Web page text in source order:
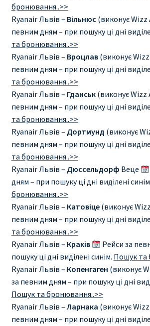
бронювання..>>
Ryanair Львів – Вільнюс (виконує Wizz
певним дням – при пошуку ці дні
та бронювання..>>
Ryanair Львів – Вроцлав(виконує
певним дням – при пошуку ці дні
та бронювання..>>
Ryanair Львів – Гданськ(виконує Wizz
певним дням – при пошуку ці дні
та бронювання..>>
Ryanair Львів – Дортмунд (виконує
певним дням – при пошуку ці дні
та бронювання..>>
Ryanair Львів – Дюссельдорф Веце
дням – при пошуку ці дні виділені
бронювання..>>
Ryanair Львів – Катовіце(виконує
певним дням – при пошуку ці дні
та бронювання..>>
Ryanair Львів – Краків
Рейси за
пошуку ці дні виділені синім. Пошук та
Ryanair Львів – Копенгаген (виконує
за певним дням – при пошуку ці дні
Пошук та бронювання..>>
Ryanair Львів – Ларнака (виконує
певним дням – при пошуку ці дні